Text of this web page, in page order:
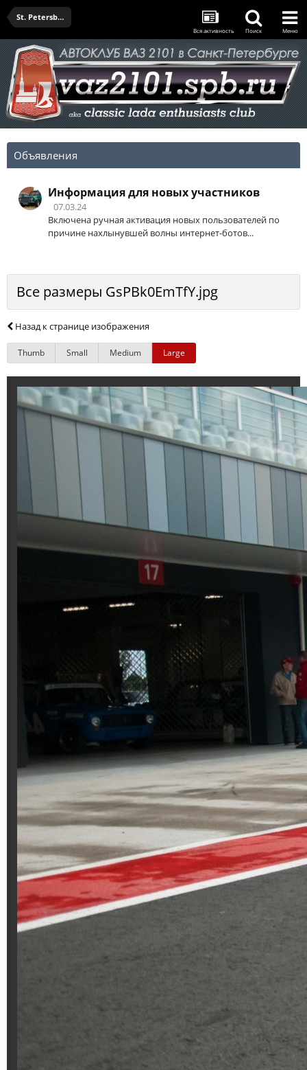
St. Petersburg Classic Grand Prix 2020
Вся активность Поиск Меню
Объявления
Информация для новых участников
07.03.24
Включена ручная активация новых пользователей по
причине нахлынувшей волны интернет-ботов...
Все размеры GsPBk0EmTfY.jpg
Назад к странице изображения
Thumb Small Medium Large